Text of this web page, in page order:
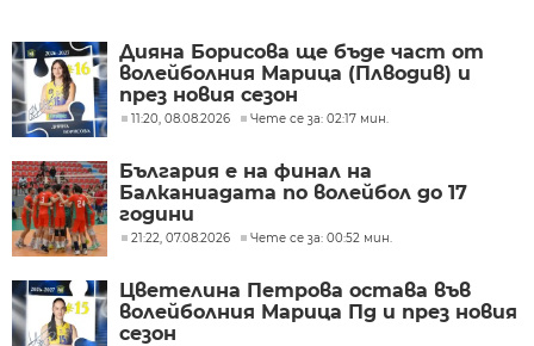
Дияна Борисова ще бъде част от
волейболния Марица (Плводив) и
през новия сезон
11:20, 08.08.2026 Чете се за: 02:17 мин.
България е на финал на
Балканиадата по волейбол до 17
години
21:22, 07.08.2026 Чете се за: 00:52 мин.
Цветелина Петрова остава във
волейболния Марица Пд и през новия
сезон